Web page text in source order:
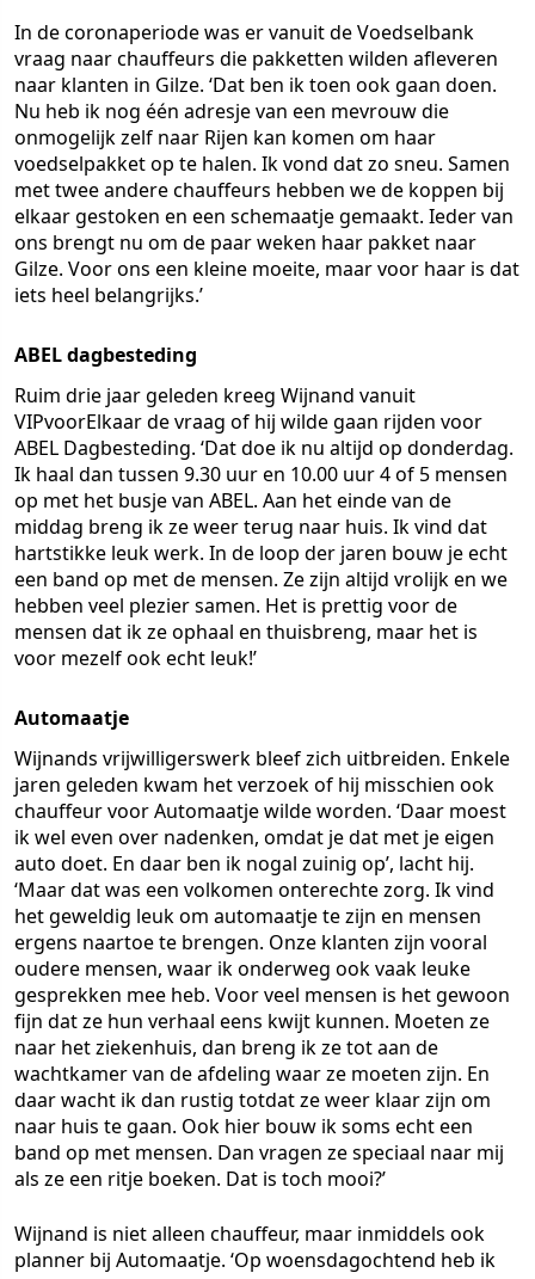
In de coronaperiode was er vanuit de Voedselbank
vraag naar chauffeurs die pakketten wilden afleveren
naar klanten in Gilze. ‘Dat ben ik toen ook gaan doen.
Nu heb ik nog één adresje van een mevrouw die
onmogelijk zelf naar Rijen kan komen om haar
voedselpakket op te halen. Ik vond dat zo sneu. Samen
met twee andere chauffeurs hebben we de koppen bij
elkaar gestoken en een schemaatje gemaakt. Ieder van
ons brengt nu om de paar weken haar pakket naar
Gilze. Voor ons een kleine moeite, maar voor haar is dat
iets heel belangrijks.’
ABEL dagbesteding
Ruim drie jaar geleden kreeg Wijnand vanuit
VIPvoorElkaar de vraag of hij wilde gaan rijden voor
ABEL Dagbesteding. ‘Dat doe ik nu altijd op donderdag.
Ik haal dan tussen 9.30 uur en 10.00 uur 4 of 5 mensen
op met het busje van ABEL. Aan het einde van de
middag breng ik ze weer terug naar huis. Ik vind dat
hartstikke leuk werk. In de loop der jaren bouw je echt
een band op met de mensen. Ze zijn altijd vrolijk en we
hebben veel plezier samen. Het is prettig voor de
mensen dat ik ze ophaal en thuisbreng, maar het is
voor mezelf ook echt leuk!’
Automaatje
Wijnands vrijwilligerswerk bleef zich uitbreiden. Enkele
jaren geleden kwam het verzoek of hij misschien ook
chauffeur voor Automaatje wilde worden. ‘Daar moest
ik wel even over nadenken, omdat je dat met je eigen
auto doet. En daar ben ik nogal zuinig op’, lacht hij.
‘Maar dat was een volkomen onterechte zorg. Ik vind
het geweldig leuk om automaatje te zijn en mensen
ergens naartoe te brengen. Onze klanten zijn vooral
oudere mensen, waar ik onderweg ook vaak leuke
gesprekken mee heb. Voor veel mensen is het gewoon
fijn dat ze hun verhaal eens kwijt kunnen. Moeten ze
naar het ziekenhuis, dan breng ik ze tot aan de
wachtkamer van de afdeling waar ze moeten zijn. En
daar wacht ik dan rustig totdat ze weer klaar zijn om
naar huis te gaan. Ook hier bouw ik soms echt een
band op met mensen. Dan vragen ze speciaal naar mij
als ze een ritje boeken. Dat is toch mooi?’
Wijnand is niet alleen chauffeur, maar inmiddels ook
planner bij Automaatje. ‘Op woensdagochtend heb ik